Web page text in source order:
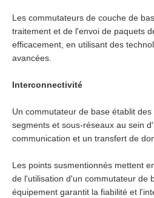
Les commutateurs de couche de
traitement et de l'envoi de paquets
efficacement, en utilisant des
avancées.
Interconnectivité
Un commutateur de base établit
segments et sous-réseaux au sein
communication et un transfert de
Les points susmentionnés mettent
de l'utilisation d'un commutateur de
équipement garantit la fiabilité et